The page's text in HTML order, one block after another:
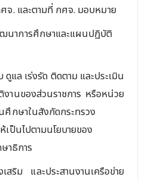
จ. และตามที่ กศจ. มอบหมาย
นาการศึกษาและแผนปฏิบัติ
ดูแล เร่งรัด ติดตาม และประเมิน
านของส่วนราชการ หรือหน่วย
ศึกษาในสังกัดกระทรวง
เป็นไปตามนโยบายของ
าธิการ
สริม และประสานงานเครือข่าย